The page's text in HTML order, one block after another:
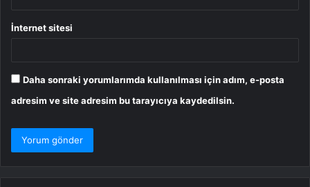
İnternet sitesi
Daha sonraki yorumlarımda kullanılması için adım, e-posta
adresim ve site adresim bu tarayıcıya kaydedilsin.